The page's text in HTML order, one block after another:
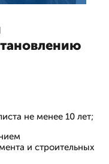
не менее 10 лет;
и строительных